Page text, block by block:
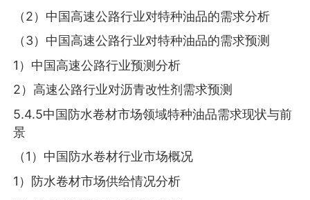
（2）中国高速公路行业对特种油品的需求分析
（3）中国高速公路行业对特种油品的需求预测
1）中国高速公路行业预测分析
2）高速公路行业对沥青改性剂需求预测
5.4.5中国防水卷材市场领域特种油品需求现状与前
景
（1）中国防水卷材行业市场概况
1）防水卷材市场供给情况分析